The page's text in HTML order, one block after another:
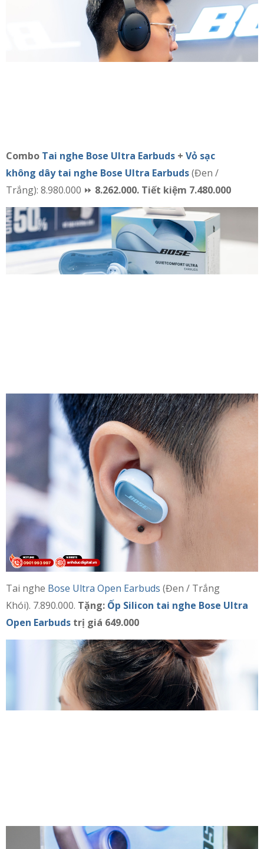
Combo Tai nghe Bose Ultra Earbuds + Vỏ sạc
không dây tai nghe Bose Ultra Earbuds(Đen /
Trắng): 8.980.000 ⏩ 8.262.000. Tiết kiệm 7.480.000
Tai nghe Bose Ultra Open Earbuds (Đen / Trắng
Khói). 7.890.000. Tặng: Ốp Silicon tai nghe Bose Ultra
Open Earbuds trị giá 649.000